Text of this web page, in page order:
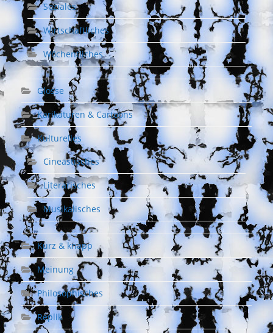
Soziales
Wirtschaftliches
Wöchentliches
Glosse
Karikaturen & Cartoons
Kulturelles
Cineastisches
Literarisches
Musikalisches
Kurz & knapp
Meinung
Philosophisches
Replik